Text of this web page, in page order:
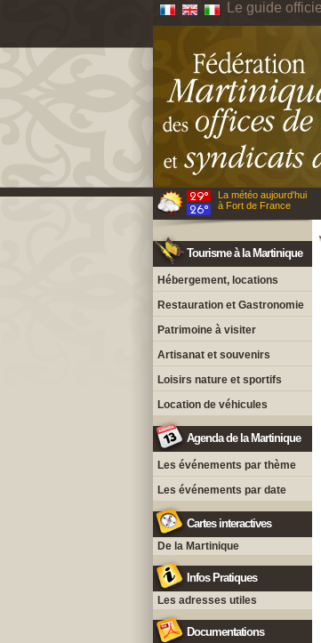
Le guide
La météo aujourd'hui
à Fort de France
Tourisme à la Martinique
Hébergement, locations
Restauration et Gastronomie
Patrimoine à visiter
Artisanat et souvenirs
Loisirs nature et sportifs
Location de véhicules
Agenda de la Martinique
Les événements par thème
Les événements par date
Cartes interactives
De la Martinique
Infos Pratiques
Les adresses utiles
Documentations